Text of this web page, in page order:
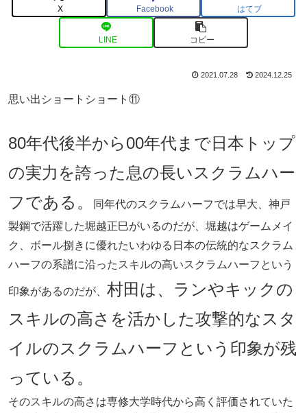
X Facebook はてブ
LINE コピー
2021.07.28 2024.12.25
思い出ショートショート⑪
80年代後半から00年代まで日本トップ
の実力を誇った息の長いスクラムハー
フである。
同年代のスクラムハーフでは早大、神戸
製鋼で活躍した堀越正巳がいるのだが、堀越はゲームメイ
ク、ボール捌きに優れたいわゆる日本の伝統的なスクラム
ハーフの系譜に沿ったスキルの高いスクラムハーフという
印象があるのだが、 村田は、ランやキックの
スキルの高さを活かした攻撃的なスタ
イルのスクラムハーフという印象が残
っている。
そのスキルの高さは専修大学時代から高く評価されていた